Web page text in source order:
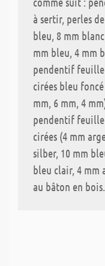
à sertir, perles
bleu, 8 mm
mm bleu, 4 mm
pendentif feuille
cirées bleu
mm, 6 mm, 4
pendentif feuille
cirées (4 mm
silber, 10 mm
bleu clair, 4 mm
au bâton en bois.